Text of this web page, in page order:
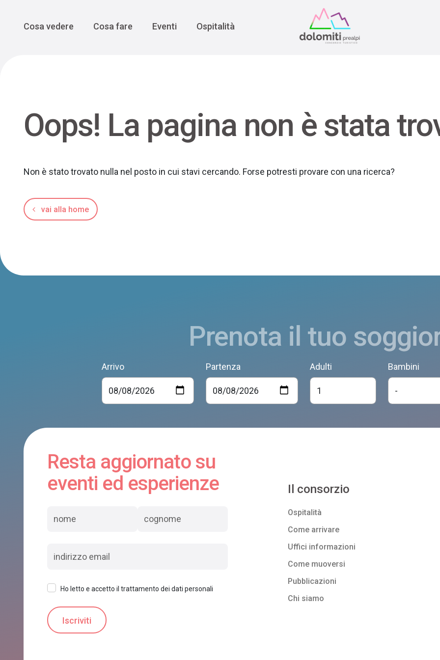
Main Navigation
Cosa vedere Cosa fare Eventi Ospitalità
Oops! La pagina non è stata
Non è stato trovato nulla nel posto in cui stavi cercando. Forse potresti provare con una ricerca?
vai alla home
Prenota il tuo
Arrivo Partenza Adulti Bambini
Resta aggiornato su
eventi ed esperienze
Ho letto e accetto il trattamento dei dati personali
Il consorzio
Ospitalità
Come arrivare
Uffici informazioni
Come muoversi
Pubblicazioni
Chi siamo